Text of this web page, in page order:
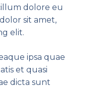
dolore eu
sit amet,
elit.
ipsa quae
et quasi
dicta sunt